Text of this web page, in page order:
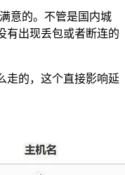
意的。不管是国内城
有出现丢包或者断连的
走的，这个直接影响延